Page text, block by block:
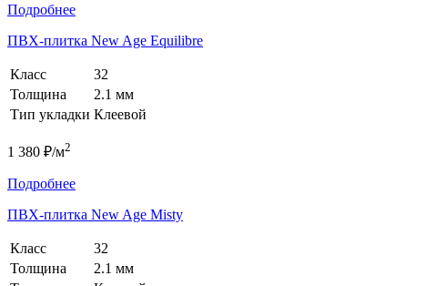
Подробнее
ПВХ-плитка New Age Equilibre
Класс
32
Толщина
2.1 мм
Тип укладки Клеевой
1 380 ₽/м2
Подробнее
ПВХ-плитка New Age Misty
Класс
32
Толщина
2.1 мм